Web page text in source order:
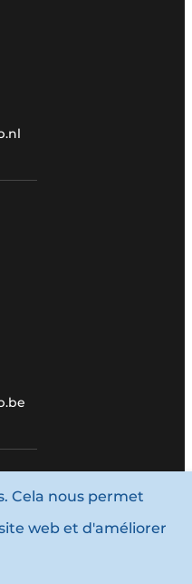
Cela nous permet
web et d'améliorer